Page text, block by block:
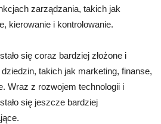
zarządzania, takich jak
kierowanie i kontrolowanie.
się coraz bardziej złożone i
takich jak marketing, finanse,
Wraz z rozwojem technologii i
się jeszcze bardziej